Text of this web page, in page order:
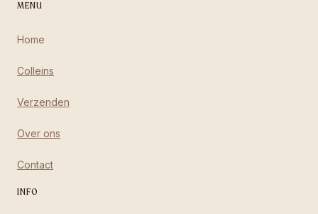
MENU
Home
Colleins
Verzenden
Over ons
Contact
INFO